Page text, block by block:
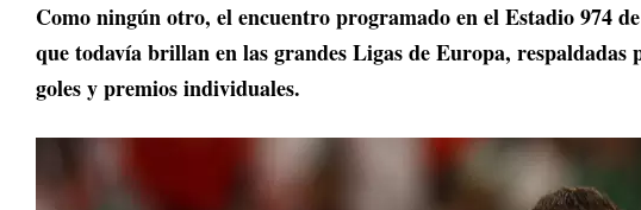
Como ningún otro, el encuentro programado en el Estadio 974
que todavía brillan en las grandes Ligas de Europa,
goles y premios individuales.